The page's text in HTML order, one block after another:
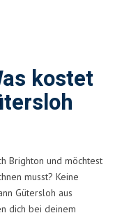
kostet
Brighton und möchtest
musst? Keine
Gütersloh aus
dich bei deinem